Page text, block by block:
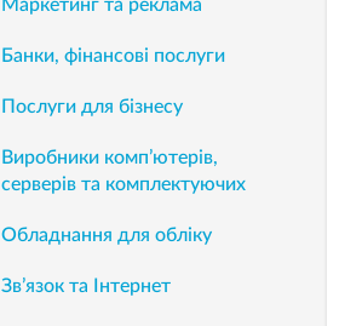
Маркетинг та реклама
Банки, фінансові послуги
Послуги для бізнесу
Виробники комп’ютерів,
серверів та комплектуючих
Обладнання для обліку
Зв’язок та Інтернет